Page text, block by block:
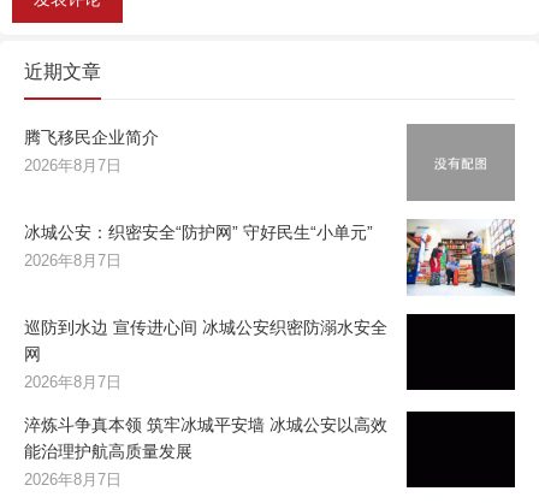
近期文章
腾飞移民企业简介
2026年8月7日
冰城公安：织密安全“防护网” 守好民生“小单元”
2026年8月7日
巡防到水边 宣传进心间 冰城公安织密防溺水安全
网
2026年8月7日
淬炼斗争真本领 筑牢冰城平安墙 冰城公安以高效
能治理护航高质量发展
2026年8月7日